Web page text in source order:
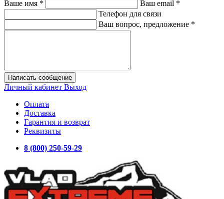
Ваше имя * Ваш email *
Телефон для связи
Ваш вопрос, предложение *
Написать сообщение
Личный кабинет Выход
Оплата
Доставка
Гарантия и возврат
Реквизиты
8 (800) 250-59-29